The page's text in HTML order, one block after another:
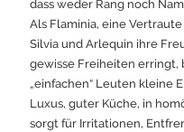
dass weder Rang noch
Als Flaminia, eine
Silvia und Arlequin ihre
gewisse Freiheiten erringt,
„einfachen“ Leuten kleine
Luxus, guter Küche, in
sorgt für Irritationen,